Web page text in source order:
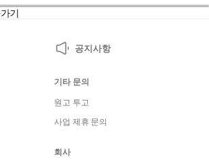
기
공지사항
기타 문의
원고 투고
사업 제휴 문의
회사